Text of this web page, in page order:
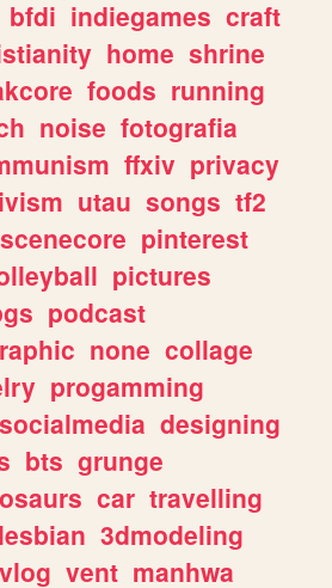
bfdi indiegames craft
home shrine
foods running
noise fotografia
ffxiv privacy
utau songs tf2
scenecore pinterest
pictures
podcast
none collage
progamming
socialmedia designing
bts grunge
car travelling
lesbian 3dmodeling
vlog vent manhwa